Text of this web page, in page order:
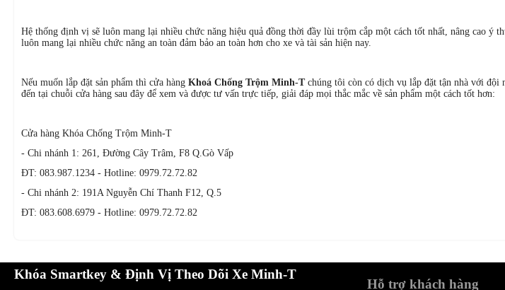
Hệ thống định vị sẽ luôn mang lại nhiều chức năng hiệu quả đồng thời đầy lùi trộm cắp một cách tốt nhất, nâng cao ý
luôn mang lại nhiều chức năng an toàn đảm bảo an toàn hơn cho xe và tài sản hiện nay.
Nếu muốn lắp đặt sản phẩm thì cửa hàng Khoá Chống Trộm Minh-Tchúng tôi còn có dịch vụ lắp đặt tận nhà với đội
đến tại chuỗi cửa hàng sau đây để xem và được tư vấn trực tiếp, giải đáp mọi thắc mắc về sản phẩm một cách tốt hơn:
Cửa hàng Khóa Chống Trộm Minh-T
- Chi nhánh 1: 261, Đường Cây Trâm, F8 Q.Gò Vấp
ĐT: 083.987.1234 - Hotline: 0979.72.72.82
- Chi nhánh 2: 191A Nguyễn Chí Thanh F12, Q.5
ĐT: 083.608.6979 - Hotline: 0979.72.72.82
Khóa Smartkey & Định Vị Theo Dõi Xe Minh-T
Hỗ trợ khách hàng